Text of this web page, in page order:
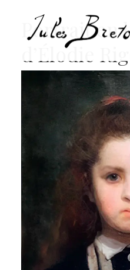
accessibility
Portrait en
d’Élodie